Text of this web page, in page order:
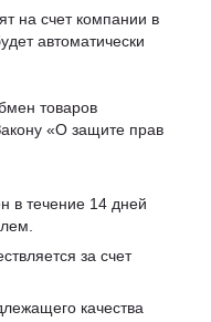
на счет компании в
автоматически
товаров
«О защите прав
в течение 14 дней
за счет
качества